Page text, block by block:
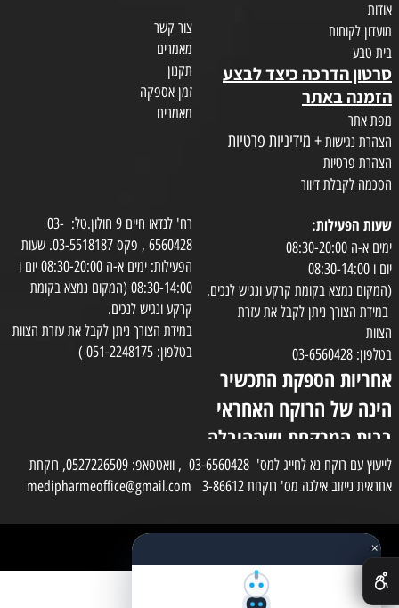
אודות
מועדון לקוחות
בית טבע
סרטון הדרכה כיצד לבצע
הזמנה באתר
מפת אתר
הצהרת נגישות + מידיניות פרטיות
הצהרת פרטיות
הסכמה לקבלת דיוור
צור קשר
מאמרים
תקנון
זמן אספקה
מאמרים
שעות הפעילות:
ימים א-ה 08:30-20:00
יום ו 08:30-14:00
(המקום נמצא בקומת קרקע ונגיש לנכים.
במידת הצורך ניתן לקבל את עזרת
הצוות
בטלפון: 03-6560428
אחריות הספקת התכשיר
הינה של הרוקח האחראי
בבית המרקחת ושההובלה
בפועל תעשה בעזרת
השליח
רח' לנדאו חיים 9 חולון.טל: 03-
6560428 , פקס 03-5518187. שעות
הפעילות: ימים א-ה 08:30-20:00 יום ו
08:30-14:00 (המקום נמצא בקומת
קרקע ונגיש לנכים.
במידת הצורך ניתן לקבל את עזרת הצוות
בטלפון: 051-2248175 )
לייעוץ עם רוקח נא לחייג למס' 03-6560428 , וואטסאפ: 0527226509, רוקחת
אחראית נייזוב אילנה מס' רוקחת 3-86612 medipharmeoffice@gmail.com
✕×